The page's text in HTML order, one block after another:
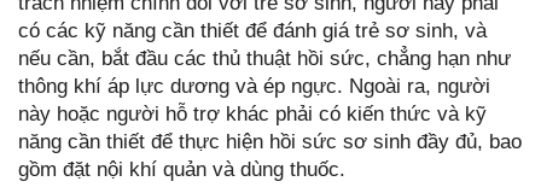
có các kỹ năng cần thiết để đánh giá trẻ sơ sinh, và
nếu cần, bắt đầu các thủ thuật hồi sức, chẳng hạn như
thông khí áp lực dương và ép ngực. Ngoài ra, người
này hoặc người hỗ trợ khác phải có kiến thức và kỹ
năng cần thiết để thực hiện hồi sức sơ sinh đầy đủ, bao
gồm đặt nội khí quản và dùng thuốc.